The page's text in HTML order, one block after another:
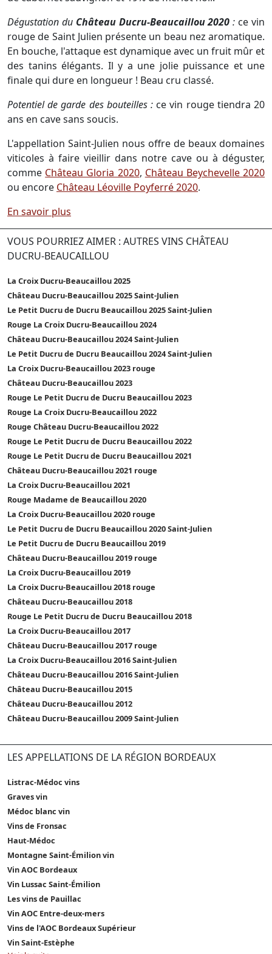
Dégustation du Château Ducru-Beaucaillou 2020 : ce vin
rouge de Saint Julien présente un beau nez aromatique.
En bouche, l'attaque est dynamique avec un fruit mûr et
des tanins élégants. Il y a une jolie puissance et une
finale qui dure en longueur ! Beau cru classé.
Potentiel de garde des bouteilles : ce vin rouge tiendra 20
ans en cave sans soucis.
L'appellation Saint-Julien nous offre de beaux domaines
viticoles à faire vieillir dans notre cave ou à déguster,
comme Château Gloria 2020, Château Beychevelle 2020
ou encore Château Léoville Poyferré 2020.
En savoir plus
VOUS POURRIEZ AIMER : AUTRES VINS CHÂTEAU
DUCRU-BEAUCAILLOU
La Croix Ducru-Beaucaillou 2025
Château Ducru-Beaucaillou 2025 Saint-Julien
Le Petit Ducru de Ducru Beaucaillou 2025 Saint-Julien
Rouge La Croix Ducru-Beaucaillou 2024
Château Ducru-Beaucaillou 2024 Saint-Julien
Le Petit Ducru de Ducru Beaucaillou 2024 Saint-Julien
La Croix Ducru-Beaucaillou 2023 rouge
Château Ducru-Beaucaillou 2023
Rouge Le Petit Ducru de Ducru Beaucaillou 2023
Rouge La Croix Ducru-Beaucaillou 2022
Rouge Château Ducru-Beaucaillou 2022
Rouge Le Petit Ducru de Ducru Beaucaillou 2022
Rouge Le Petit Ducru de Ducru Beaucaillou 2021
Château Ducru-Beaucaillou 2021 rouge
La Croix Ducru-Beaucaillou 2021
Rouge Madame de Beaucaillou 2020
La Croix Ducru-Beaucaillou 2020 rouge
Le Petit Ducru de Ducru Beaucaillou 2020 Saint-Julien
Le Petit Ducru de Ducru Beaucaillou 2019
Château Ducru-Beaucaillou 2019 rouge
La Croix Ducru-Beaucaillou 2019
La Croix Ducru-Beaucaillou 2018 rouge
Château Ducru-Beaucaillou 2018
Rouge Le Petit Ducru de Ducru Beaucaillou 2018
La Croix Ducru-Beaucaillou 2017
Château Ducru-Beaucaillou 2017 rouge
La Croix Ducru-Beaucaillou 2016 Saint-Julien
Château Ducru-Beaucaillou 2016 Saint-Julien
Château Ducru-Beaucaillou 2015
Château Ducru-Beaucaillou 2012
Château Ducru-Beaucaillou 2009 Saint-Julien
LES APPELLATIONS DE LA RÉGION BORDEAUX
Listrac-Médoc vins
Graves vin
Médoc blanc vin
Vins de Fronsac
Haut-Médoc
Montagne Saint-Émilion vin
Vin AOC Bordeaux
Vin Lussac Saint-Émilion
Les vins de Pauillac
Vin AOC Entre-deux-mers
Vins de l'AOC Bordeaux Supérieur
Vin Saint-Estèphe